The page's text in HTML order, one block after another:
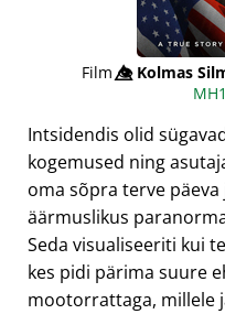
Film👁️⃤Kolmas
Intsidendis olid
kogemused ning
oma sõpra terve
äärmuslikus
Seda visualiseeriti kui
kes pidi pärima suure
mootorrattaga, millele